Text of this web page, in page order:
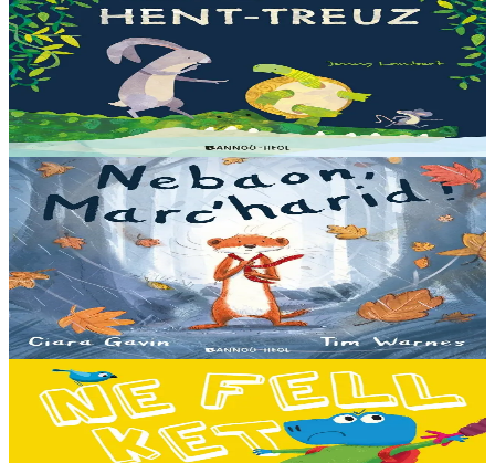
War an hent-treuz
Piv a oar peseurt loened a c’haller gwelet er paludoù pa vez an noz
o serriñ ?... N’eus krokodil ebet avat. Peursur eo Logodennig. N’eo
ket ken sur he mignoned...
Er stok13,00 €
3 bloaz hag ouzhpenn
Bannoù-heol
Nebaon, Marc'harid !
An avel, ar glav... Ne blij ket tamm enet da Varc'harid Koant...
Spontet-mik e vez bewech zoken. Daoust ha Lagadeg, he mignonez
nevez, a zeuio a-benn da lakaat...
Er stok13,00 €
3 bloaz hag ouzhpenn
Bannoù-heol
Ne fell ket din mont d'ar skol !